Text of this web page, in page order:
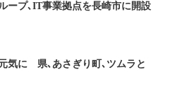
ープ､IT事業拠点を長崎市に開設
気に 県､あさぎり町､ツムラと